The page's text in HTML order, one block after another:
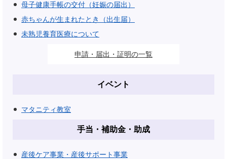
母子健康手帳の交付（妊娠の届出）
赤ちゃんが生まれたとき（出生届）
未熟児養育医療について
申請・届出・証明の一覧
イベント
マタニティ教室
手当・補助金・助成
産後ケア事業・産後サポート事業